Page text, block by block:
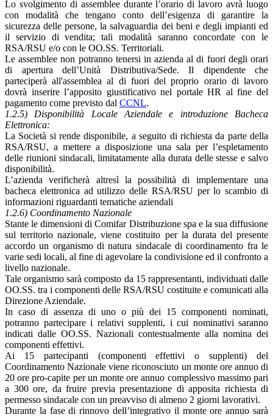
Lo svolgimento di assemblee durante l’orario di lavoro avrà luogo
con modalità che tengano conto dell’esigenza di garantire la
sicurezza delle persone, la salvaguardia dei beni e degli impianti ed
il servizio di vendita; tali modalità saranno concordate con le
RSA/RSU e/o con le OO.SS. Territoriali.
Le assemblee non potranno tenersi in azienda al di fuori degli orari
di apertura dell’Unità Distributiva/Sede. Il dipendente che
parteciperà all'assemblea al di fuori del proprio orario di lavoro
dovrà inserire l’apposito giustificativo nel portale HR al fine del
pagamento come previsto dal CCNL.
1.2.5) Disponibilità Locale Aziendale e introduzione Bacheca
Elettronica:
La Società si rende disponibile, a seguito di richiesta da parte della
RSA/RSU, a mettere a disposizione una sala per l’espletamento
delle riunioni sindacali, limitatamente alla durata delle stesse e salvo
disponibilità.
L’azienda verificherà altresì la possibilità di implementare una
bacheca elettronica ad utilizzo delle RSA/RSU per lo scambio di
informazioni riguardanti tematiche aziendali
1.2.6) Coordinamento Nazionale
Stante le dimensioni di Comifar Distribuzione spa e la sua diffusione
sul territorio nazionale, viene costituito per la durata del presente
accordo un organismo di natura sindacale di coordinamento fra le
varie sedi locali, al fine di agevolare la condivisione ed il confronto a
livello nazionale.
Tale organismo sarà composto da 15 rappresentanti, individuati dalle
OO.SS. tra i componenti delle RSA/RSU costituite e comunicati alla
Direzione Aziendale.
In caso di assenza di uno o più dei 15 componenti nominati,
potranno partecipare i relativi supplenti, i cui nominativi saranno
indicati dalle OO.SS. Nazionali contestualmente alla nomina dei
componenti effettivi.
Ai 15 partecipanti (componenti effettivi o supplenti) del
Coordinamento Nazionale viene riconosciuto un monte ore annuo di
20 ore pro-capite per un monte ore annuo complessivo massimo pari
a 300 ore, da fruire previa presentazione di apposita richiesta di
permesso sindacale con un preavviso di almeno 2 giorni lavorativi.
Durante la fase di rinnovo dell’integrativo il monte ore annuo sarà